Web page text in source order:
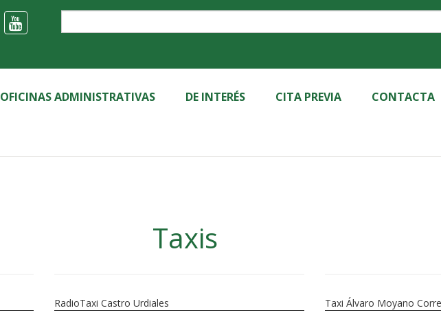
OFICINAS ADMINISTRATIVAS DE INTERÉS CITA PREVIA CONTACTA
Taxis
RadioTaxi Castro Urdiales Taxi Álvaro Moyano